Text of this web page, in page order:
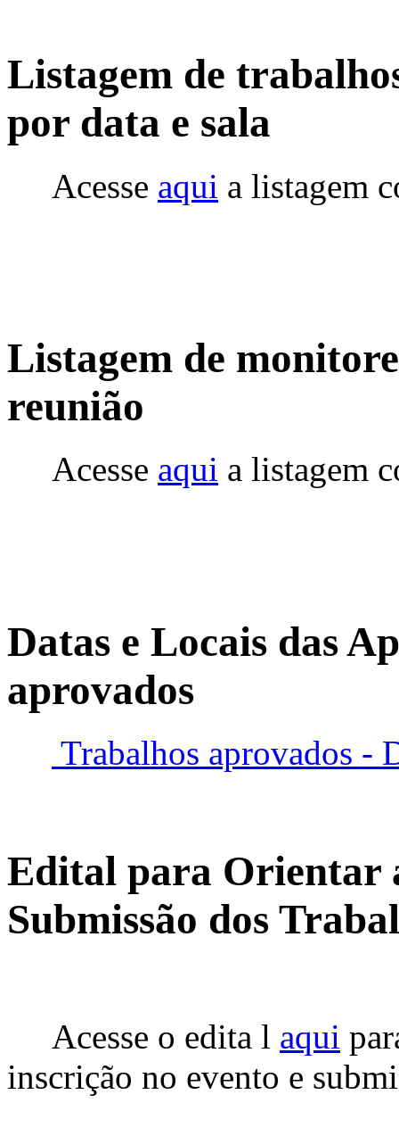
Listagem de
por data e sala
Acesse aqui a listagem
Listagem de
reunião
Acesse aqui a listagem
Datas e Locais das
aprovados
Trabalhos aprovados -
Edital para Orientar
Submissão dos
Acesse o edita l aqui
inscrição no evento e